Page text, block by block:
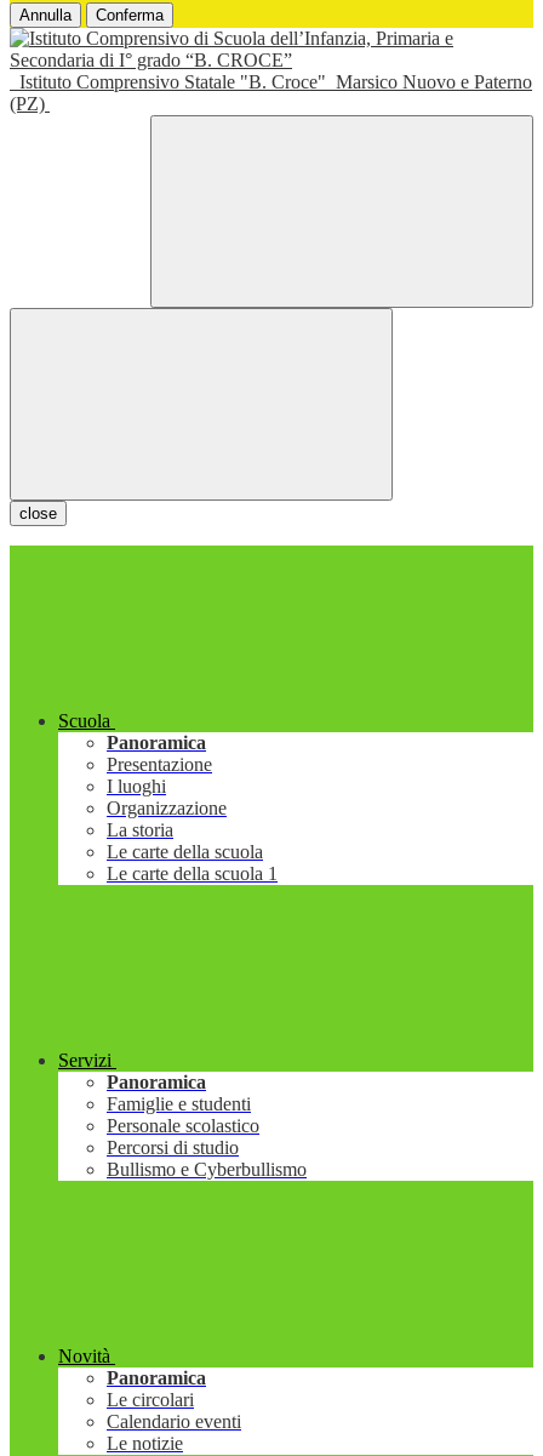
Annulla Conferma
Istituto Comprensivo Statale "B. Croce" Marsico Nuovo e Paterno
(PZ)
close
Scuola
Panoramica
Presentazione
I luoghi
Organizzazione
La storia
Le carte della scuola
Le carte della scuola 1
Servizi
Panoramica
Famiglie e studenti
Personale scolastico
Percorsi di studio
Bullismo e Cyberbullismo
Novità
Panoramica
Le circolari
Calendario eventi
Le notizie